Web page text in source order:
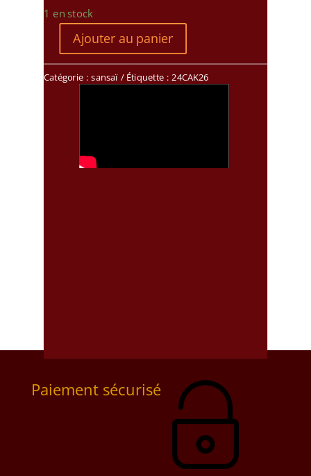
1 en stock
Ajouter au panier
Catégorie :sansaï Étiquette :24CAK26
Paiement sécurisé